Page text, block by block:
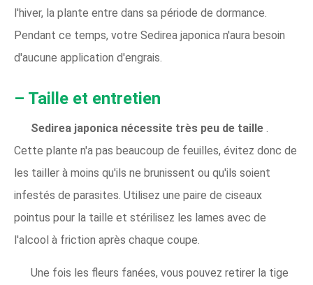
l'hiver, la plante entre dans sa période de dormance.
Pendant ce temps, votre Sedirea japonica n'aura besoin
d'aucune application d'engrais.
– Taille et entretien
Sedirea japonica nécessite très peu de taille .
Cette plante n'a pas beaucoup de feuilles, évitez donc de
les tailler à moins qu'ils ne brunissent ou qu'ils soient
infestés de parasites. Utilisez une paire de ciseaux
pointus pour la taille et stérilisez les lames avec de
l'alcool à friction après chaque coupe.
Une fois les fleurs fanées, vous pouvez retirer la tige